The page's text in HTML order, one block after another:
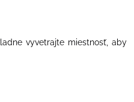
vyvetrajte miestnosť, aby